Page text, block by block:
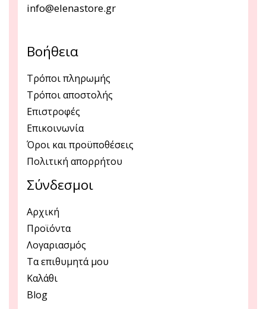
info@elenastore.gr
Βοήθεια
Τρόποι πληρωμής
Τρόποι αποστολής
Επιστροφές
Επικοινωνία
Όροι και προϋποθέσεις
Πολιτική απορρήτου
Σύνδεσμοι
Αρχική
Προϊόντα
Λογαριασμός
Τα επιθυμητά μου
Καλάθι
Blog